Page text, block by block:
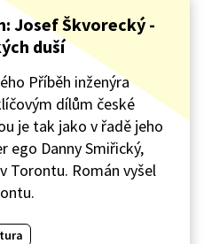
Josef Škvorecký -
duší
Příběh inženýra
dílům české
je tak jako v řadě jeho
ego Danny Smiřický,
Torontu. Román vyšel